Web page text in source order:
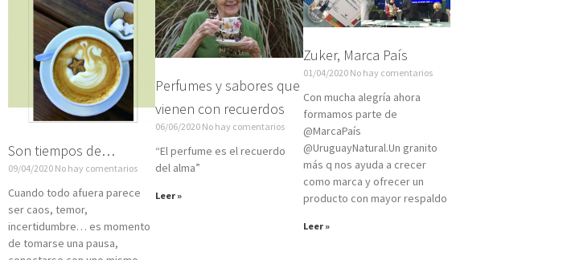
Son tiempos de…
09/04/2020 No hay comentarios
Cuando todo afuera parece
ser caos, temor,
incertidumbre… es momento
de tomarse una pausa,
Perfumes y sabores que
vienen con recuerdos
06/06/2020 No hay comentarios
“El perfume es el recuerdo
del alma”
Leer »
Zuker, Marca País
01/04/2020 No hay comentarios
Con mucha alegría ahora
formamos parte de
@MarcaPaís
@UruguayNatural.Un granito
más q nos ayuda a crecer
como marca y ofrecer un
producto con mayor respaldo
Leer »